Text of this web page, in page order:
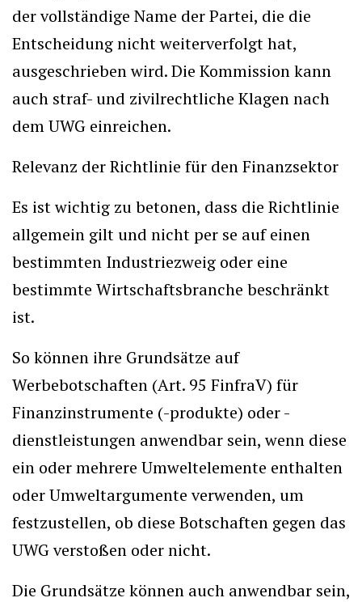
der vollständige Name der Partei, die die
Entscheidung nicht weiterverfolgt hat,
ausgeschrieben wird. Die Kommission kann
auch straf- und zivilrechtliche Klagen nach
dem UWG einreichen.
Relevanz der Richtlinie für den Finanzsektor
Es ist wichtig zu betonen, dass die Richtlinie
allgemein gilt und nicht per se auf einen
bestimmten Industriezweig oder eine
bestimmte Wirtschaftsbranche beschränkt
ist.
So können ihre Grundsätze auf
Werbebotschaften (Art. 95 FinfraV) für
Finanzinstrumente (-produkte) oder -
dienstleistungen anwendbar sein, wenn diese
ein oder mehrere Umweltelemente enthalten
oder Umweltargumente verwenden, um
festzustellen, ob diese Botschaften gegen das
UWG verstoßen oder nicht.
Die Grundsätze können auch anwendbar sein,